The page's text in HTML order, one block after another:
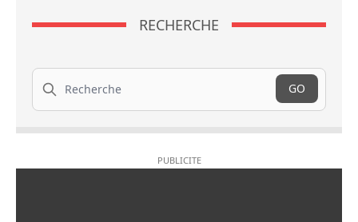
RECHERCHE
Recherche
GO